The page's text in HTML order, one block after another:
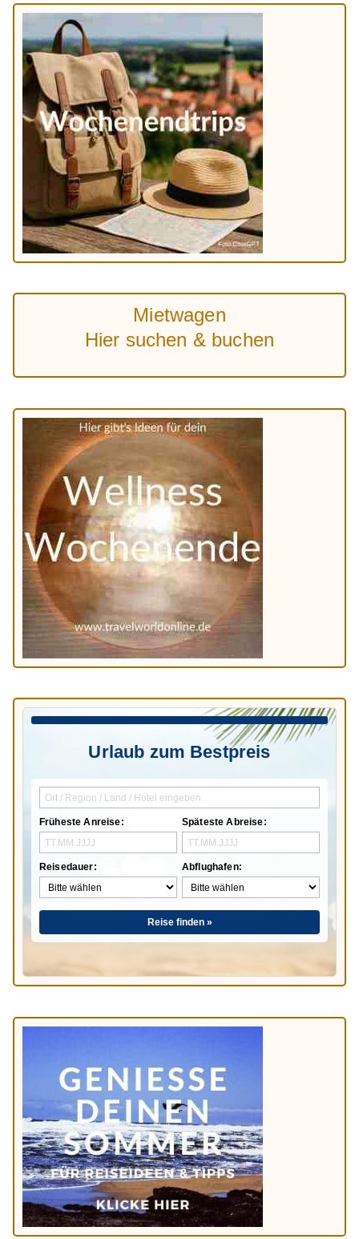
Mietwagen
Hier suchen & buchen
Urlaub zum Bestpreis
Früheste Anreise:
Reisedauer:
Späteste Abreise:
Abflughafen:
Reise finden »